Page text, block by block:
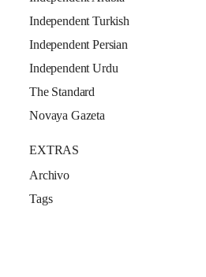
Independent Turkish
Independent Persian
Independent Urdu
The Standard
Novaya Gazeta
EXTRAS
Archivo
Tags